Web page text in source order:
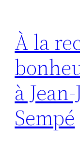
À la
à
Sempé